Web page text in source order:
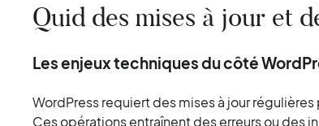
Quid des mises à jour et
Les enjeux techniques du côté
WordPress requiert des mises à jour
Ces opérations entraînent des erreurs ou des